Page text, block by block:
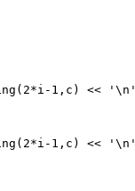
( 2*i - 1 , c ) << '\n'
( 2*i - 1 , c ) << '\n'